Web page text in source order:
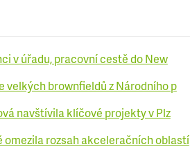
v úřadu, pracovní cestě do New
brownfieldů z Národního p
navštívila klíčové projekty v Plz
omezila rozsah akceleračních oblastí